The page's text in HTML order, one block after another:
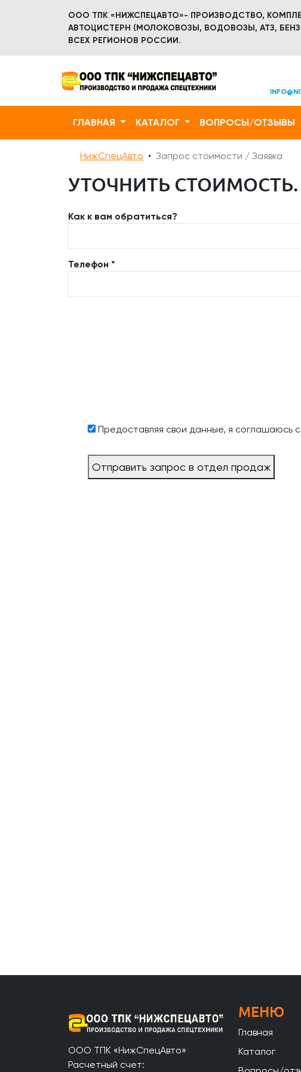
ООО ТПК «НИЖСПЕЦАВТО»- ПРОИЗВОДСТВО,
АВТОЦИСТЕРН (МОЛОКОВОЗЫ, ВОДОВОЗЫ, АТЗ,
ВСЕХ РЕГИОНОВ РОССИИ.
ГЛАВНАЯ КАТАЛОГ ВОПРОСЫ/ОТЗЫВЫ
НижСпецАвто Запрос стоимости / Заявка
УТОЧНИТЬ СТОИМОСТЬ.
Как к вам обратиться?
Телефон *
Предоставляя свои данные, я соглашаюсь
Отправить запрос в отдел продаж
ООО ТПК «НижСпецАвто»
Расчетный счет:
МЕНЮ
Главная
Каталог